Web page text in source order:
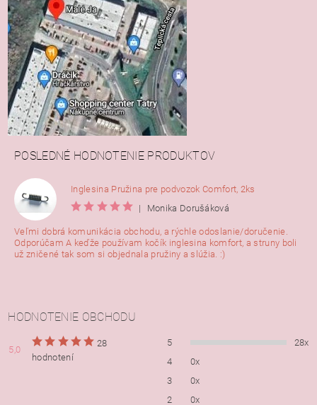
POSLEDNÉ HODNOTENIE PRODUKTOV
Inglesina Pružina pre podvozok Comfort, 2ks
|
Monika Dorušáková
Veľmi dobrá komunikácia obchodu, a rýchle odoslanie/doručenie.
Odporúčam A keďže používam kočík inglesina komfort, a struny boli
už zničené tak som si objednala pružiny a slúžia. :)
HODNOTENIE OBCHODU
5,0
28
hodnotení
5
28x
4
0x
3
0x
2
0x